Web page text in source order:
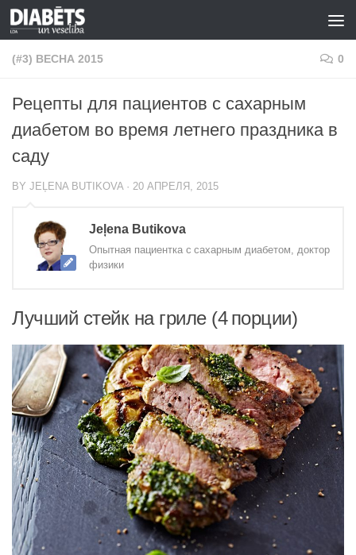
Skip to content
(#3) ВЕСНА 2015 0
Рецепты для пациентов с сахарным
диабетом во время летнего праздника в
саду
BY JEĻENA BUTIKOVA · 20 АПРЕЛЯ, 2015
Jeļena Butikova
Опытная пациентка с сахарным диабетом, доктор
физики
Лучший стейк на гриле (4 порции)